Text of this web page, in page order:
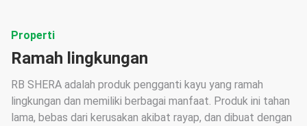
Properti
Ramah lingkungan
RB SHERA adalah produk pengganti kayu yang ramah
lingkungan dan memiliki berbagai manfaat. Produk ini tahan
lama, bebas dari kerusakan akibat rayap, dan dibuat dengan